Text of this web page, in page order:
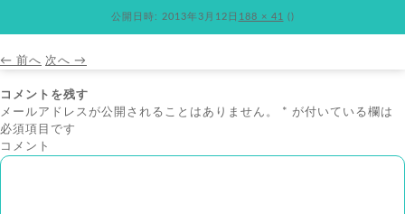
公開日時: 2013年3月12日 188 × 41 ()
← 前へ 次へ →
コメントを残す
メールアドレスが公開されることはありません。
* が付いている欄は
必須項目です
コメント